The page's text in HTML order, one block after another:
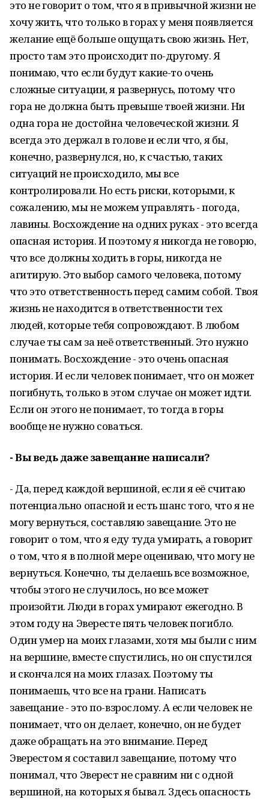
это не говорит о том, что я в привычной жизни не
хочу жить, что только в горах у меня появляется
желание ещё больше ощущать свою жизнь. Нет,
просто там это происходит по-другому. Я
понимаю, что если будут какие-то очень
сложные ситуации, я развернусь, потому что
гора не должна быть превыше твоей жизни. Ни
одна гора не достойна человеческой жизни. Я
всегда это держал в голове и если что, я бы,
конечно, развернулся, но, к счастью, таких
ситуаций не происходило, мы все
контролировали. Но есть риски, которыми, к
сожалению, мы не можем управлять - погода,
лавины. Восхождение на одних руках - это всегда
опасная история. И поэтому я никогда не говорю,
что все должны ходить в горы, никогда не
агитирую. Это выбор самого человека, потому
что это ответственность перед самим собой. Твоя
жизнь не находится в ответственности тех
людей, которые тебя сопровождают. В любом
случае ты сам за неё ответственный. Это нужно
понимать. Восхождение - это очень опасная
история. И если человек понимает, что он может
погибнуть, только в этом случае он может идти.
Если он этого не понимает, то тогда в горы
вообще не нужно соваться.
- Вы ведь даже завещание написали?
- Да, перед каждой вершиной, если я её считаю
потенциально опасной и есть шанс того, что я не
могу вернуться, составляю завещание. Это не
говорит о том, что я еду туда умирать, а говорит
о том, что я в полной мере оцениваю, что могу не
вернуться. Конечно, ты делаешь все возможное,
чтобы этого не случилось, но все может
произойти. Люди в горах умирают ежегодно. В
этом году на Эвересте пять человек погибло.
Один умер на моих глазами, хотя мы были с ним
на вершине, вместе спустились, но он спустился
и скончался на моих глазах. Поэтому ты
понимаешь, что все на грани. Написать
завещание - это по-взрослому. А если человек не
понимает, что он делает, конечно, он не будет
даже обращать на это внимание. Перед
Эверестом я составил завещание, потому что
понимал, что Эверест не сравним ни с одной
вершиной, на которых я бывал. Здесь опасность